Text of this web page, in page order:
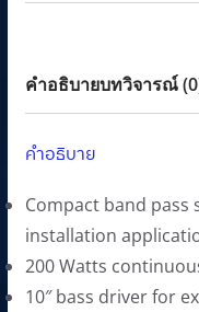
w
a
s
2
2
,
1
s
:
1
,
8
9
0
Installation
Applications
ชิ้น
คำอธิบายบทวิจารณ์
คำอธิบาย
Compact band
installation
200 Watts
10″ bass driver for